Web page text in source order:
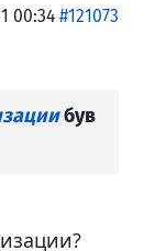
00:34 #121073
був